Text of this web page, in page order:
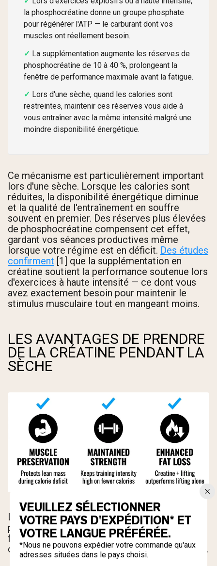
la phosphocréatine donne un groupe phosphate
pour régénérer l'ATP — le carburant dont vos
muscles ont réellement besoin.
La supplémentation augmente les réserves de
phosphocréatine de 10 à 40 %, prolongeant la
fenêtre de performance maximale avant la fatigue.
Lors d'une sèche, quand les calories sont
restreintes, maintenir ces réserves vous aide à
vous entraîner avec la même intensité malgré une
moindre disponibilité énergétique.
Ce mécanisme est particulièrement important
lors d'une sèche. Lorsque les calories sont
réduites, la disponibilité énergétique diminue
et la qualité de l'entraînement en souffre
souvent en premier. Des réserves plus élevées
de phosphocréatine compensent cet effet,
gardant vos séances productives même
lorsque votre régime est en déficit. Des études
confirment [1] que la supplémentation en
créatine soutient la performance soutenue lors
d'exercices à haute intensité — ce dont vous
avez exactement besoin pour maintenir le
stimulus musculaire tout en mangeant moins.
LES AVANTAGES DE PRENDRE
DE LA CRÉATINE PENDANT LA
SÈCHE
La créatine n'est pas seulement un supplément
pour la prise de masse. Ses mécanismes
fondamentaux sont directement alignés avec
ce que la phase de sèche exige de votre corps.
VEUILLEZ SÉLECTIONNER
VOTRE PAYS D'EXPÉDITION* ET
VOTRE LANGUE PRÉFÉRÉE.
*Nous ne pouvons expédier votre commande qu'aux
adresses situées dans le pays choisi.